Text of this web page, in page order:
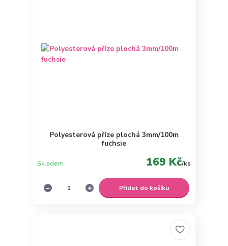
Polyesterová příze plochá 3mm/100m
fuchsie
169 Kč/ks
Skladem
Přidat do košíku